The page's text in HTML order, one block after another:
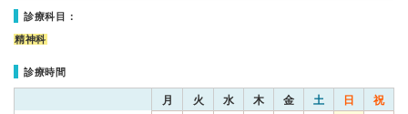
診療科目：
精神科
診療時間
月 火 水 木 金 土 日 祝